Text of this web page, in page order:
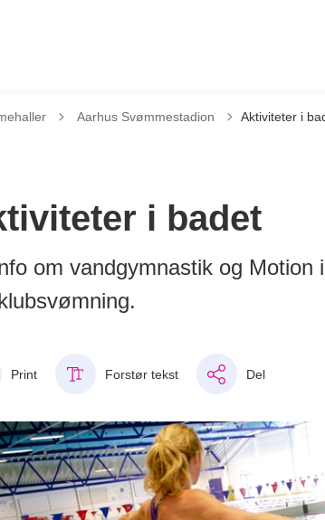
Tilbage til
Aarhus Svømmestadion Aktiviteter i
i badet
om vandgymnastik og Motion
Print Forstør tekst Del